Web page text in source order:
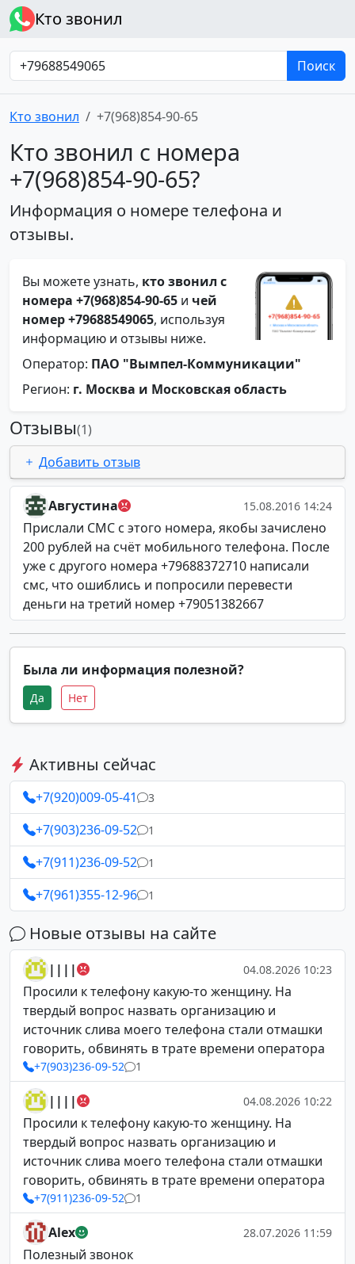
Кто звонил
Поиск
Кто звонил +7(968)854-90-65
Кто звонил с номера
+7(968)854-90-65?
Информация о номере телефона и
отзывы.
Вы можете узнать, кто звонил с
номера +7(968)854-90-65 и чей
номер +79688549065, используя
информацию и отзывы ниже.
Оператор: ПАО "Вымпел-Коммуникации"
Регион: г. Москва и Московская область
Отзывы(1)
Добавить отзыв
Августина 15.08.2016 14:24
Прислали СМС с этого номера, якобы зачислено
200 рублей на счёт мобильного телефона. После
уже с другого номера +79688372710 написали
смс, что ошиблись и попросили перевести
деньги на третий номер +79051382667
Была ли информация полезной?
Да Нет
Активны сейчас
+7(920)009-05-41 3
+7(903)236-09-52 1
+7(911)236-09-52 1
+7(961)355-12-96 1
Новые отзывы на сайте
|||| 04.08.2026 10:23
Просили к телефону какую-то женщину. На
твердый вопрос назвать организацию и
источник слива моего телефона стали отмашки
говорить, обвинять в трате времени оператора
+7(903)236-09-52 1
|||| 04.08.2026 10:22
Просили к телефону какую-то женщину. На
твердый вопрос назвать организацию и
источник слива моего телефона стали отмашки
говорить, обвинять в трате времени оператора
+7(911)236-09-52 1
Alex 28.07.2026 11:59
Полезный звонок